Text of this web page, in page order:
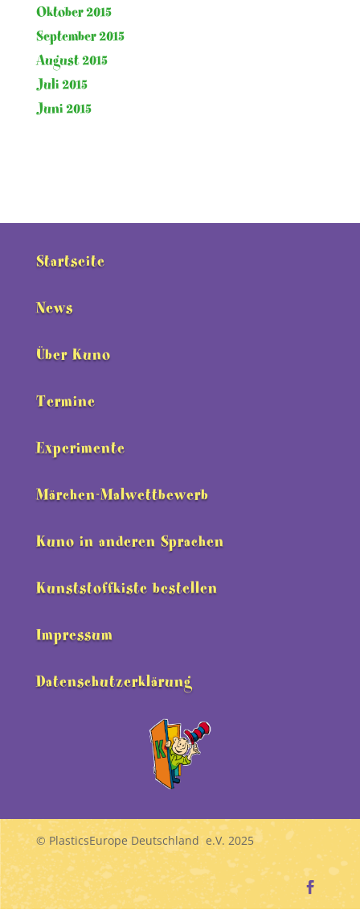
Oktober 2015
September 2015
August 2015
Juli 2015
Juni 2015
Startseite
News
Über Kuno
Termine
Experimente
Märchen-Malwettbewerb
Kuno in anderen Sprachen
Kunststoffkiste bestellen
Impressum
Datenschutzerklärung
© PlasticsEurope Deutschland e.V. 2025